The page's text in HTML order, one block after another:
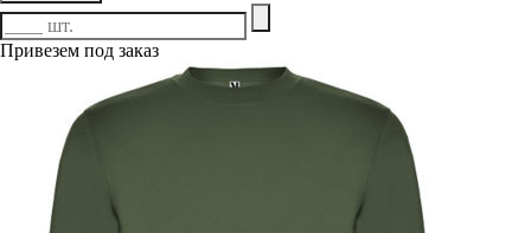
Привезем под заказ